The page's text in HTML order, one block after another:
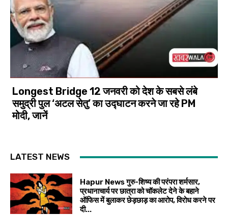
Longest Bridge 12 जनवरी को देश के सबसे लंबे
समुद्री पुल ‘अटल सेतु’ का उद्घाटन करने जा रहे PM
मोदी, जानें
LATEST NEWS
Hapur News गुरु-शिष्य की परंपरा शर्मसार,
प्रधानाचार्य पर छात्रा को चॉकलेट देने के बहाने
ऑफिस में बुलाकर छेड़छाड़ का आरोप, विरोध करने पर
दी...